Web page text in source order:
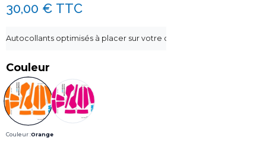
30,00 € TTC
Autocollants optimisés à placer sur votre casque Forward WIP X-
Couleur
Couleur :Orange